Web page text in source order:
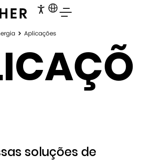
Aplicações
soluções de